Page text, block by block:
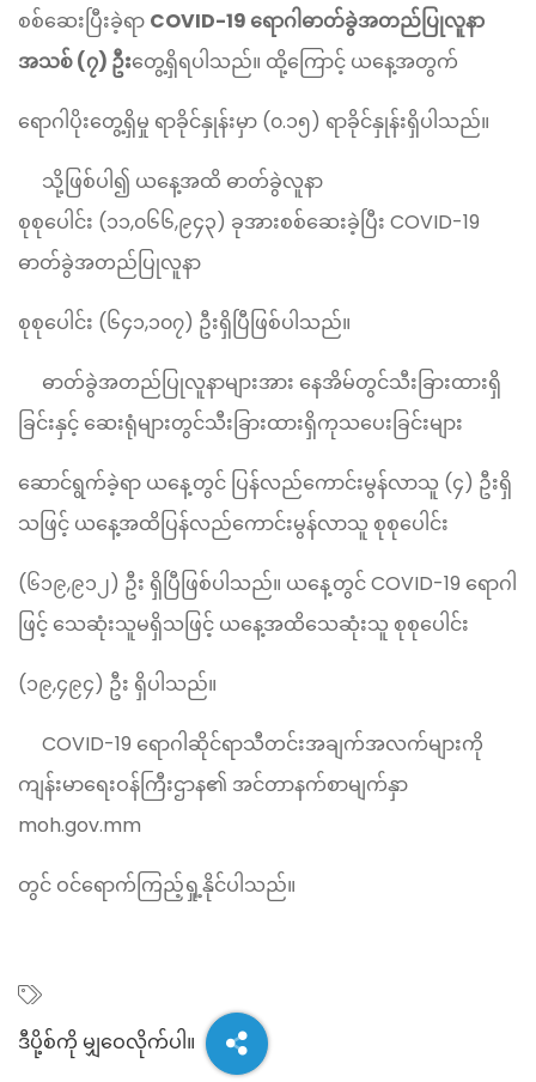
စစ်ဆေးပြီးခဲ့ရာ COVID-19 ရောဂါဓာတ်ခွဲအတည်ပြုလူနာ
အသစ် (၇) ဦးတွေ့ရှိရပါသည်။ ထို့ကြောင့် ယနေ့အတွက်
ရောဂါပိုးတွေ့ရှိမှု ရာခိုင်နှုန်းမှာ (၀.၁၅) ရာခိုင်နှုန်းရှိပါသည်။
သို့ဖြစ်ပါ၍ ယနေ့အထိ ဓာတ်ခွဲလူနာ
စုစုပေါင်း (၁၁,၀၆၆,၉၄၃) ခုအားစစ်ဆေးခဲ့ပြီး COVID-19
ဓာတ်ခွဲအတည်ပြုလူနာ
စုစုပေါင်း (၆၄၁,၁၀၇) ဦးရှိပြီဖြစ်ပါသည်။
ဓာတ်ခွဲအတည်ပြုလူနာများအား နေအိမ်တွင်သီးခြားထားရှိ
ခြင်းနှင့် ဆေးရုံများတွင်သီးခြားထားရှိကုသပေးခြင်းများ
ဆောင်ရွက်ခဲ့ရာ ယနေ့တွင် ပြန်လည်ကောင်းမွန်လာသူ (၄) ဦးရှိ
သဖြင့် ယနေ့အထိပြန်လည်ကောင်းမွန်လာသူ စုစုပေါင်း
(၆၁၉,၉၁၂) ဦး ရှိပြီဖြစ်ပါသည်။ ယနေ့တွင် COVID-19 ရောဂါ
ဖြင့် သေဆုံးသူမရှိသဖြင့် ယနေ့အထိသေဆုံးသူ စုစုပေါင်း
(၁၉,၄၉၄) ဦး ရှိပါသည်။
COVID-19 ရောဂါဆိုင်ရာသီတင်းအချက်အလက်များကို
ကျန်းမာရေးဝန်ကြီးဌာန၏ အင်တာနက်စာမျက်နှာ
moh.gov.mm
တွင် ဝင်ရောက်ကြည့်ရှု့နိုင်ပါသည်။
ဒီပို့စ်ကို မျှ‌ဝေလိုက်ပါ။